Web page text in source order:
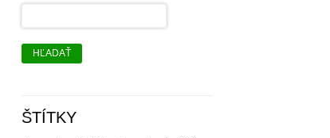
HĽADAŤ
ŠTÍTKY